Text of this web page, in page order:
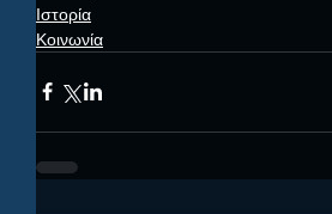
Ιστορία
Κοινωνία